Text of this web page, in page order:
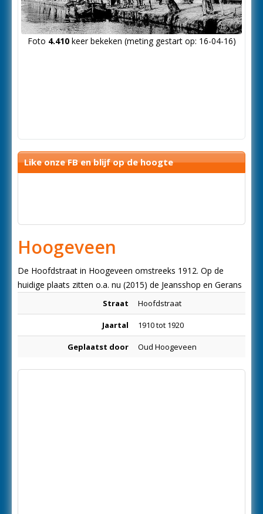
Foto 4.410keer bekeken (meting gestart op: 16-04-16)
Like onze FB en blijf op de hoogte
Hoogeveen
De Hoofdstraat in Hoogeveen omstreeks 1912. Op de
huidige plaats zitten o.a. nu (2015) de Jeansshop en Gerans
Straat Hoofdstraat
Jaartal 1910 tot 1920
Geplaatst door Oud Hoogeveen